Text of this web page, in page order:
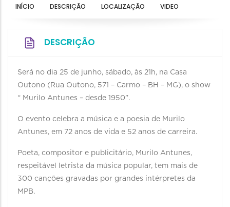
INÍCIO DESCRIÇÃO LOCALIZAÇÃO VIDEO
DESCRIÇÃO
Será no dia 25 de junho, sábado, às 21h, na Casa
Outono (Rua Outono, 571 – Carmo – BH – MG), o show
“ Murilo Antunes – desde 1950”.
O evento celebra a música e a poesia de Murilo
Antunes, em 72 anos de vida e 52 anos de carreira.
Poeta, compositor e publicitário, Murilo Antunes,
respeitável letrista da música popular, tem mais de
300 canções gravadas por grandes intérpretes da
MPB.